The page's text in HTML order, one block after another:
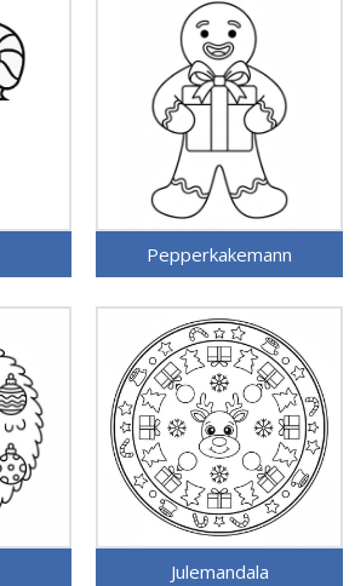
Pepperkakemann
Julemandala